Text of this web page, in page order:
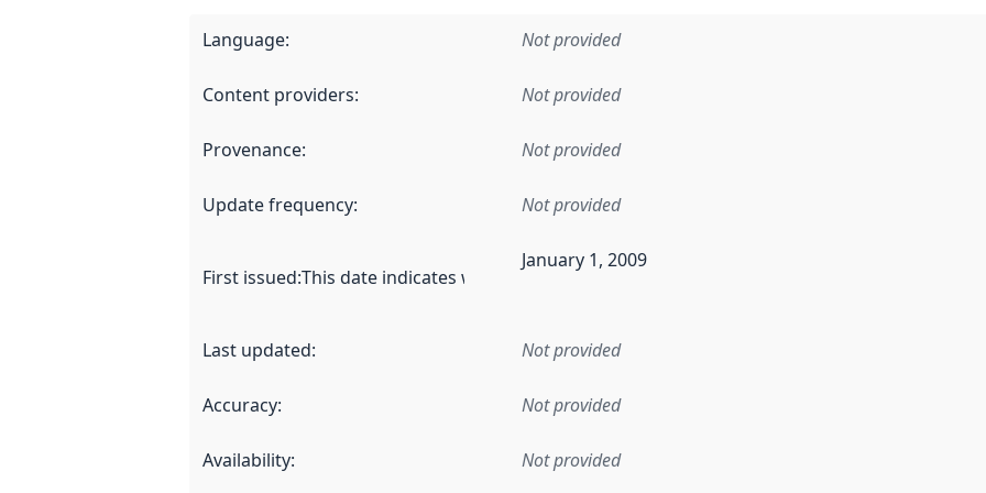
Language: Not provided
Content providers: Not provided
Provenance: Not provided
Update frequency: Not provided
First issued:This date indicates when the data in this dataset was first released. It may have
January 1, 2009
Last updated: Not provided
Accuracy: Not provided
Availability: Not provided